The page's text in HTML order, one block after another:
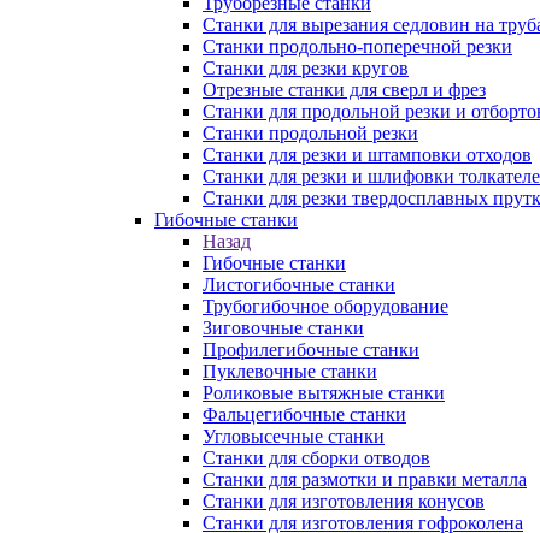
Станки для вырезания седловин на
Станки продольно-поперечной резки
Станки для резки кругов
Отрезные станки для сверл и фрез
Станки для продольной резки и
Станки продольной резки
Станки для резки и штамповки отходов
Станки для резки и шлифовки
Станки для резки твердосплавных
Гибочные станки
Назад
Гибочные станки
Листогибочные станки
Трубогибочное оборудование
Зиговочные станки
Профилегибочные станки
Пуклевочные станки
Роликовые вытяжные станки
Фальцегибочные станки
Угловысечные станки
Станки для сборки отводов
Станки для размотки и правки металла
Станки для изготовления конусов
Станки для изготовления гофроколена